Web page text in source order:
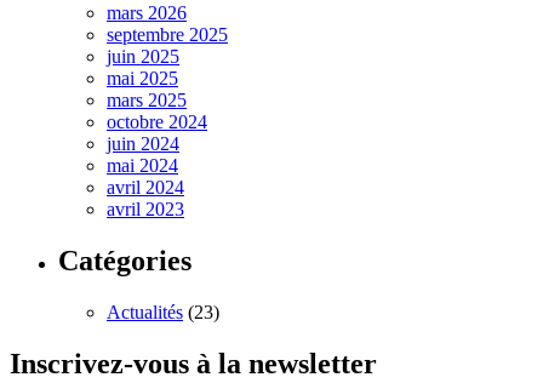
mars 2026
septembre 2025
juin 2025
mai 2025
mars 2025
octobre 2024
juin 2024
mai 2024
avril 2024
avril 2023
Catégories
Actualités (23)
Inscrivez-vous à la newsletter